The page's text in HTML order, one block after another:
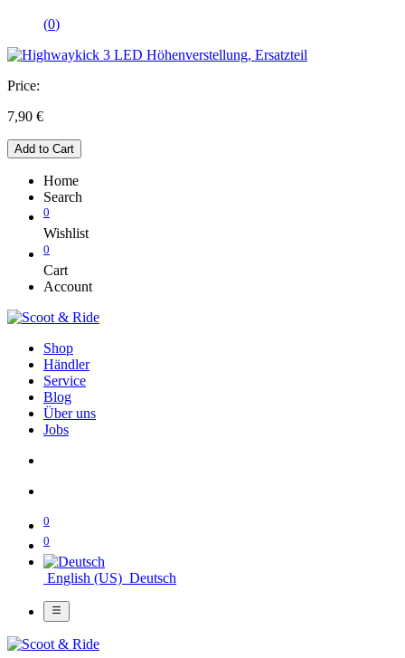
(0)
Price:
7,90 €
Add to Cart
Home
Search
0
Wishlist
0
Cart
Account
Shop
Händler
Service
Blog
Über uns
Jobs
0
0
English (US) Deutsch